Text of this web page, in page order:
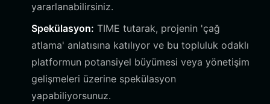
yararlanabilirsiniz.
Spekülasyon: TIME tutarak, projenin 'çağ
atlama' anlatısına katılıyor ve bu topluluk odaklı
platformun potansiyel büyümesi veya yönetişim
gelişmeleri üzerine spekülasyon
yapabiliyorsunuz.